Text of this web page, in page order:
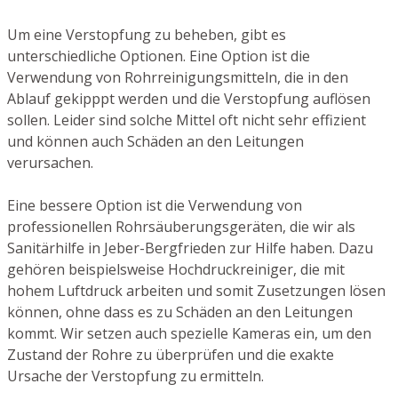
Um eine Verstopfung zu beheben, gibt es
unterschiedliche Optionen. Eine Option ist die
Verwendung von Rohrreinigungsmitteln, die in den
Ablauf gekipppt werden und die Verstopfung auflösen
sollen. Leider sind solche Mittel oft nicht sehr effizient
und können auch Schäden an den Leitungen
verursachen.
Eine bessere Option ist die Verwendung von
professionellen Rohrsäuberungsgeräten, die wir als
Sanitärhilfe in Jeber-Bergfrieden zur Hilfe haben. Dazu
gehören beispielsweise Hochdruckreiniger, die mit
hohem Luftdruck arbeiten und somit Zusetzungen lösen
können, ohne dass es zu Schäden an den Leitungen
kommt. Wir setzen auch spezielle Kameras ein, um den
Zustand der Rohre zu überprüfen und die exakte
Ursache der Verstopfung zu ermitteln.